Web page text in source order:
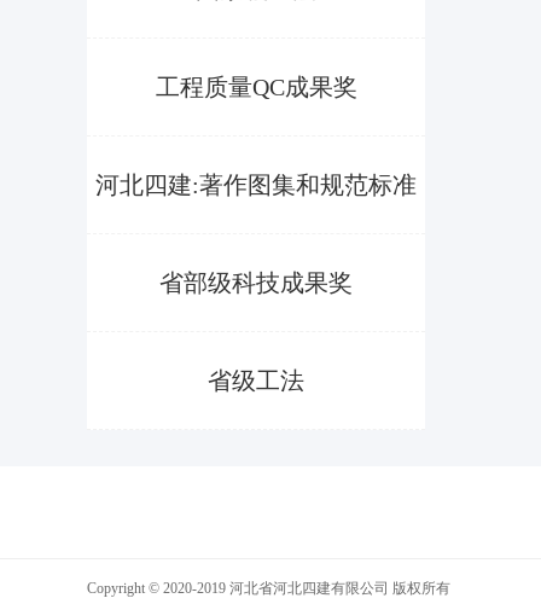
工程质量QC成果奖
河北四建:著作图集和规范标准
省部级科技成果奖
省级工法
Copyright © 2020-2019 河北省河北四建有限公司 版权所有